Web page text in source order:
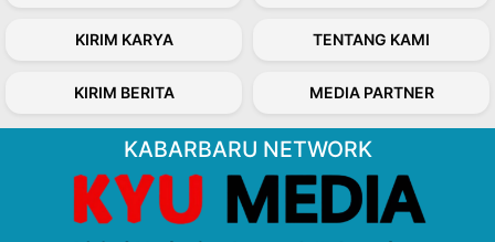
KIRIM KARYA TENTANG KAMI
KIRIM BERITA MEDIA PARTNER
KABARBARU NETWORK